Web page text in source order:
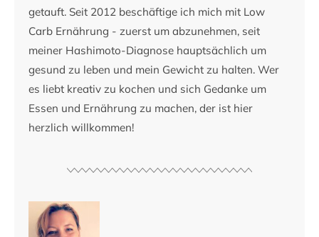
getauft. Seit 2012 beschäftige ich mich mit Low
Carb Ernährung - zuerst um abzunehmen, seit
meiner Hashimoto-Diagnose hauptsächlich um
gesund zu leben und mein Gewicht zu halten. Wer
es liebt kreativ zu kochen und sich Gedanke um
Essen und Ernährung zu machen, der ist hier
herzlich willkommen!